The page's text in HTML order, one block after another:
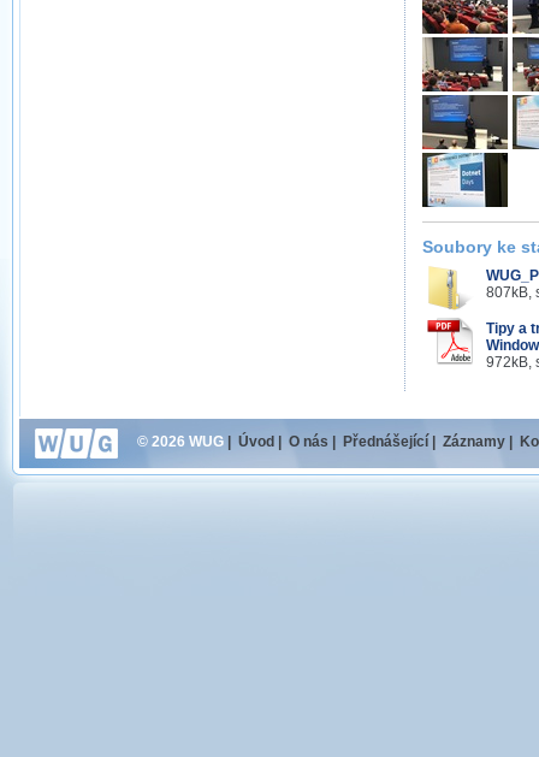
Soubory ke
807kB,
Tipy a
972kB,
© 2026 WUG Úvod O nás Přednášející Záznamy